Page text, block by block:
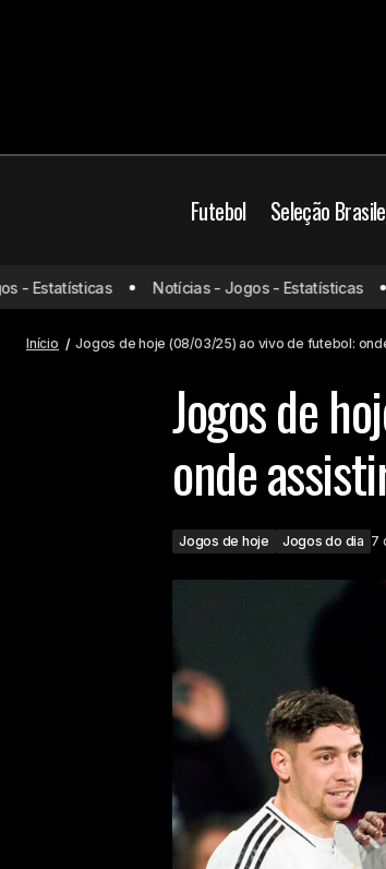
Futebol Seleção
Semana decisiva: Fábio Carille balança
no cargo e vive momento de pressão
no Vasco
Estatísticas Notícias - Jogos - Estatísticas
Início Jogos de hoje (08/03/25) ao vivo de futebol:
Jogos de
onde
Jogos de hoje Jogos do dia 7